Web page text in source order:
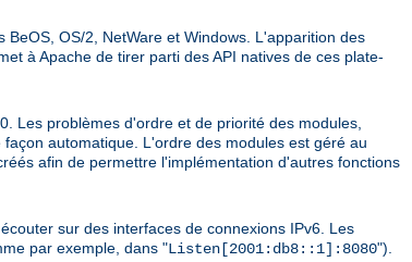
OS/2, NetWare et Windows. L'apparition des
à Apache de tirer parti des API natives de ces plate-
Les problèmes d'ordre et de priorité des modules,
automatique. L'ordre des modules est géré au
afin de permettre l'implémentation d'autres fonctions
sur des interfaces de connexions IPv6. Les
par exemple, dans "Listen[2001:db8::1]:8080").